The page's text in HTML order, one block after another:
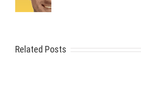
Related Posts